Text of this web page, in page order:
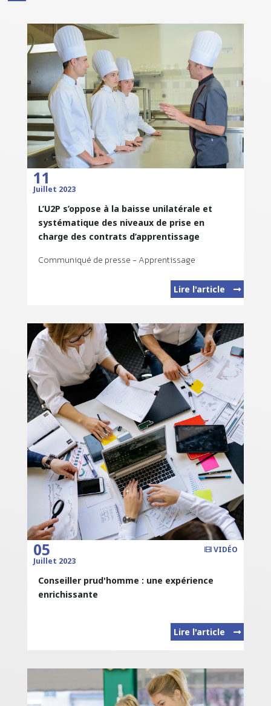
11
Juillet 2023
L’U2P s’oppose à la baisse unilatérale et
systématique des niveaux de prise en
charge des contrats d’apprentissage
Communiqué de presse - Apprentissage
Lire l'article
VIDÉO
05
Juillet 2023
Conseiller prud'homme : une expérience
enrichissante
Lire l'article